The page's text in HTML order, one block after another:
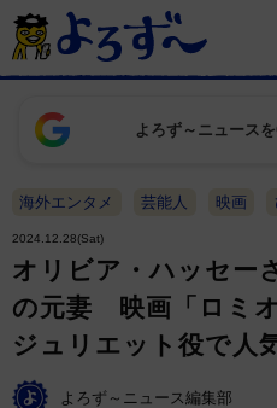
よろず～ニュース
海外エンタメ 芸能人 映画
2024.12.28(Sat)
オリビア・ハッセー
の元妻 映画「ロミ
ジュリエット役で人
よろず～ニュース編集部